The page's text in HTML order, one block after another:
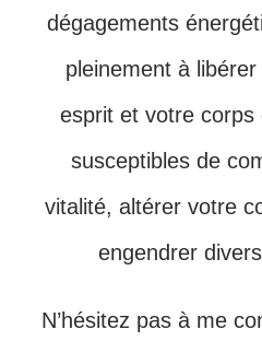
dégagements
pleinement à
esprit et votre corps
susceptibles de
vitalité, altérer votre
engendrer
N’hésitez pas à me